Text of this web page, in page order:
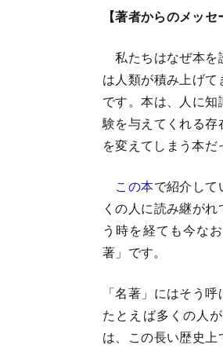
【著者からのメッセ
私たちはなぜ本を
は人類が積み上げて
です。本は、人に
験を与えてくれる
を変えてしまう本だ
この本で紹介して
くの人に読み継が
う時を経ても今な
著」です。
「名著」にはそう
たとえば多くの人
は、この長い歴史